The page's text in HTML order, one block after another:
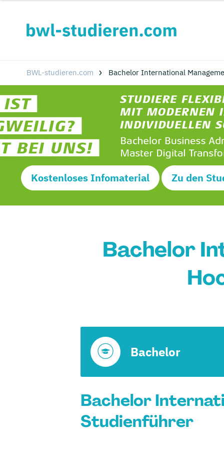
BWL-studieren.com Bachelor International
Kostenloses Infomaterial Zu den
Bachelor
Bachelor
Bachelor
Studienführer